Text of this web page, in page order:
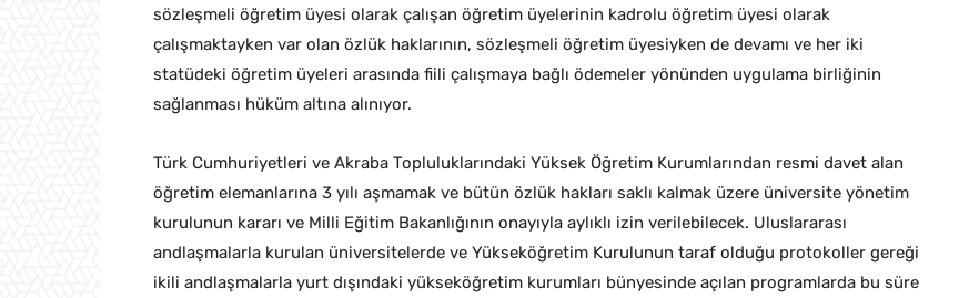
sözleşmeli öğretim üyesi olarak çalışan öğretim üyelerinin kadrolu öğretim üyesi olarak
çalışmaktayken var olan özlük haklarının, sözleşmeli öğretim üyesiyken de devamı ve her iki
statüdeki öğretim üyeleri arasında fiili çalışmaya bağlı ödemeler yönünden uygulama birliğinin
sağlanması hüküm altına alınıyor.
Türk Cumhuriyetleri ve Akraba Topluluklarındaki Yüksek Öğretim Kurumlarından resmi davet alan
öğretim elemanlarına 3 yılı aşmamak ve bütün özlük hakları saklı kalmak üzere üniversite yönetim
kurulunun kararı ve Milli Eğitim Bakanlığının onayıyla aylıklı izin verilebilecek. Uluslararası
andlaşmalarla kurulan üniversitelerde ve Yükseköğretim Kurulunun taraf olduğu protokoller gereği
ikili andlaşmalarla yurt dışındaki yükseköğretim kurumları bünyesinde açılan programlarda bu süre